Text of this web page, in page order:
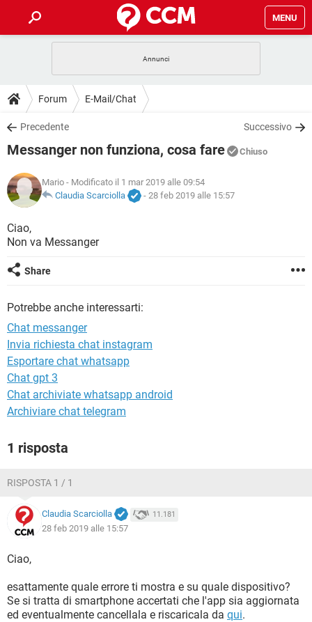
MENU
INTRATTENIMENTO
iOS
INSTAGRAM WHATSAPP
TIKTOK
HARDWARE
GUIDE
COVID-19
INSTAGRAM WHATSAPP
TIKTOK
HARDWARE
DOWNLOAD
COVID-19 GAMING
INTRATTENIMENTO
iOS WINDOWS 10
INSTAGRAM
TIKTOK
HARDWARE
COVID-19 GAMING
INTRATTENIMENTO
iOS
HARDWARE
GLOSSARIO
COVID-19
INTRATTENIMENTO
iOS
HARDWARE
Forum E-Mail/Chat
Precedente Successivo
Messanger non funziona, cosa fare Chiuso
Mario - Modificato il 1 mar 2019 alle 09:54
Claudia Scarciolla
- 28 feb 2019 alle 15:57
Ciao,
Non va Messanger
Share
Potrebbe anche interessarti:
Chat messanger
Invia richiesta chat instagram
Esportare chat whatsapp
Chat gpt 3
Chat archiviate whatsapp android
Archiviare chat telegram
1 risposta
RISPOSTA 1 / 1
Claudia Scarciolla 11.181
28 feb 2019 alle 15:57
Ciao,
esattamente quale errore ti mostra e su quale dispositivo?
Se si tratta di smartphone accertati che l'app sia aggiornata
ed eventualmente cancellala e riscaricala da qui.